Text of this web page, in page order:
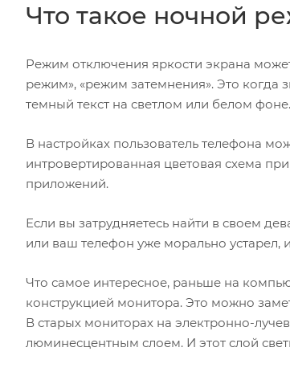
Что такое ночной
Режим отключения яркости экрана
режим», «режим затемнения». Это
темный текст на светлом или белом фоне.
В настройках пользователь телефона
интровертированная цветовая схема
приложений.
Если вы затрудняетесь найти в своем
или ваш телефон уже морально устарел,
Что самое интересное, раньше на
конструкцией монитора. Это можно
В старых мониторах на электронно-
люминесцентным слоем. И этот слой